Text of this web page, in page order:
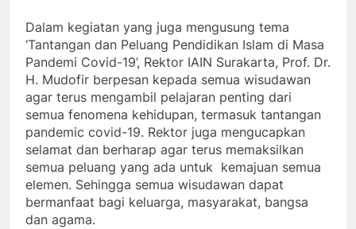
Dalam kegiatan yang juga mengusung tema
‘Tantangan dan Peluang Pendidikan Islam di Masa
Pandemi Covid-19’, Rektor IAIN Surakarta, Prof. Dr.
H. Mudofir berpesan kepada semua wisudawan
agar terus mengambil pelajaran penting dari
semua fenomena kehidupan, termasuk tantangan
pandemic covid-19. Rektor juga mengucapkan
selamat dan berharap agar terus memaksilkan
semua peluang yang ada untuk kemajuan semua
elemen. Sehingga semua wisudawan dapat
bermanfaat bagi keluarga, masyarakat, bangsa
dan agama.